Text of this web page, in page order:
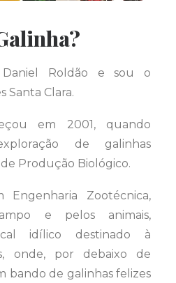
Roldão e sou o
Santa Clara.
em 2001, quando
de galinhas
Produção Biológico.
Engenharia Zootécnica,
e pelos animais,
idílico destinado à
onde, por debaixo de
bando de galinhas felizes